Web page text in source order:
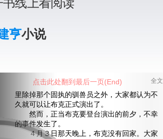
书线上看阅读
亨小说
全文
里除掉那个固执的驯兽员之外，大家都认为不
久就可以让布克正式演出了。
然而，正当布克要登台演出的前夕，不幸
的事件发生了。
４月３日那天晚上，布克没有回家。大家
点击此处翻到最后一页(End)